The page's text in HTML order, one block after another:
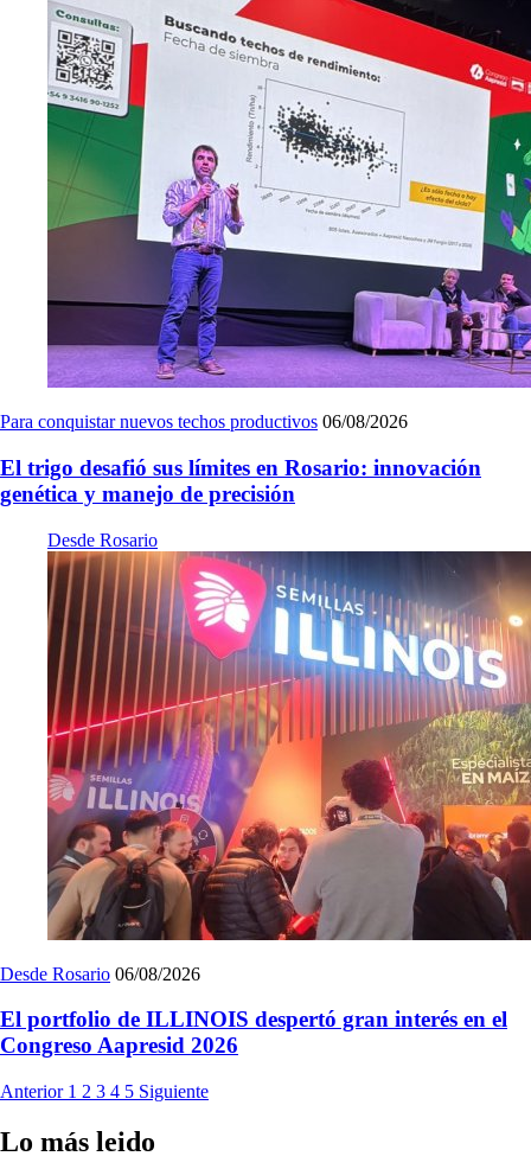
Para conquistar nuevos techos productivos 06/08/2026
El trigo desafió sus límites en Rosario: innovación
genética y manejo de precisión
Desde Rosario
Desde Rosario 06/08/2026
El portfolio de ILLINOIS despertó gran interés en el
Congreso Aapresid 2026
Anterior 1 2 3 4 5 Siguiente
Lo más leido